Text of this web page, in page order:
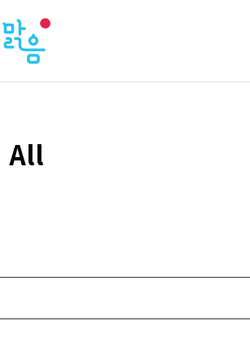
All